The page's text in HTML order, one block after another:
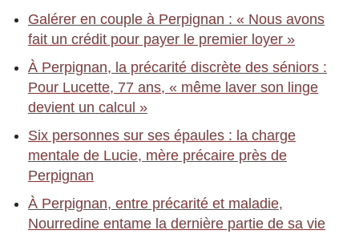
Galérer en couple à Perpignan : « Nous avons
fait un crédit pour payer le premier loyer »
À Perpignan, la précarité discrète des séniors :
Pour Lucette, 77 ans, « même laver son linge
devient un calcul »
Six personnes sur ses épaules : la charge
mentale de Lucie, mère précaire près de
Perpignan
À Perpignan, entre précarité et maladie,
Nourredine entame la dernière partie de sa vie